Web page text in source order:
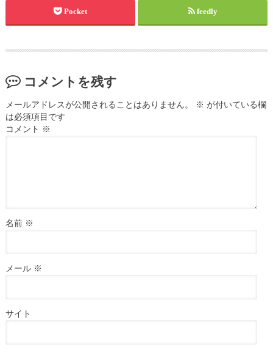
Pocket feedly
コメントを残す
メールアドレスが公開されることはありません。 ※ が付いている欄
は必須項目です
コメント ※
名前 ※
メール ※
サイト